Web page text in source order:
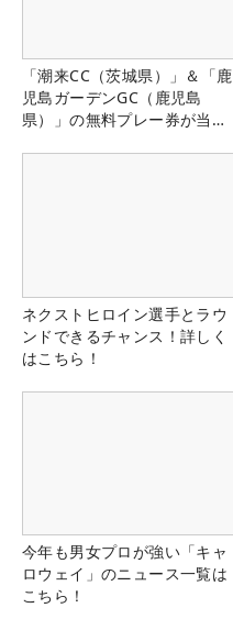
「潮来CC（茨城県）」＆「鹿
児島ガーデンGC（鹿児島
県）」の無料プレー券が当た
ネクストヒロイン選手とラウ
ンドできるチャンス！詳しく
はこちら！
今年も男女プロが強い「キャ
ロウェイ」のニュース一覧は
こちら！